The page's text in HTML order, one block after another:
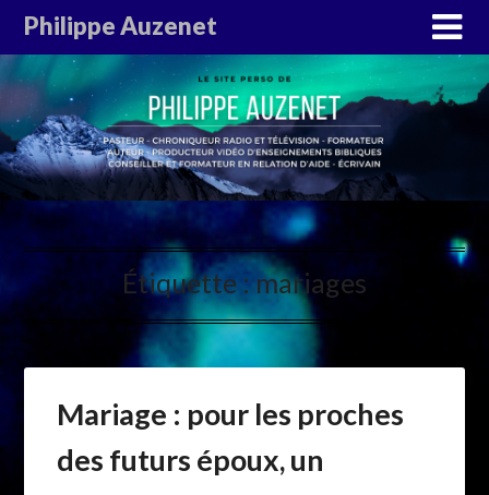
Philippe Auzenet
Étiquette : mariages
Mariage : pour les proches
des futurs époux, un